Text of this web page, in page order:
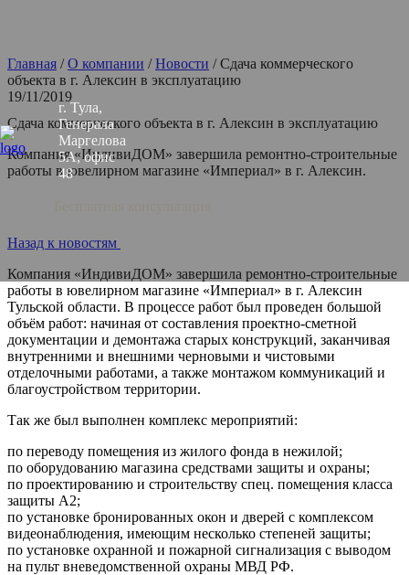
г. Тула,
Генерала
Маргелова
5А, офис
48
Главная /О компании /Новости /Сдача коммерческого
объекта в г. Алексин в эксплуатацию
19/11/2019
Сдача коммерческого объекта в г. Алексин в эксплуатацию
Компания «ИндивиДОМ» завершила ремонтно-строительные
работы в ювелирном магазине «Империал» в г. Алексин.
Назад к новостям
Компания «ИндивиДОМ» завершила ремонтно-строительные
работы в ювелирном магазине «Империал» в г. Алексин
Тульской области. В процессе работ был проведен большой
объём работ: начиная от составления проектно-сметной
документации и демонтажа старых конструкций, заканчивая
внутренними и внешними черновыми и чистовыми
отделочными работами, а также монтажом коммуникаций и
благоустройством территории.
Так же был выполнен комплекс мероприятий:
по переводу помещения из жилого фонда в нежилой;
по оборудованию магазина средствами защиты и охраны;
по проектированию и строительству спец. помещения класса
защиты А2;
по установке бронированных окон и дверей с комплексом
видеонаблюдения, имеющим несколько степеней защиты;
по установке охранной и пожарной сигнализация с выводом
на пульт вневедомственной охраны МВД РФ.